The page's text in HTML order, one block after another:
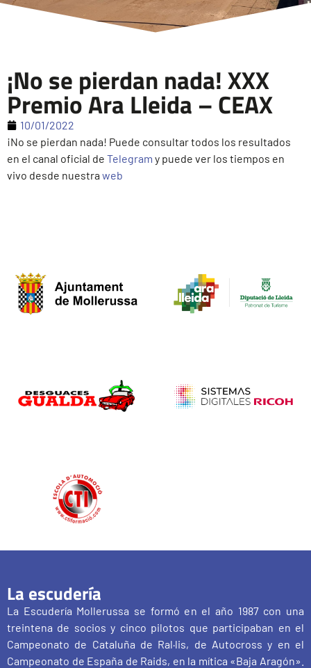
¡No se pierdan nada! XXX
Premio Ara Lleida – CEAX
10/01/2022
¡No se pierdan nada! Puede consultar todos los resultados
en el canal oficial de Telegram y puede ver los tiempos en
vivo desde nuestra web
La escudería
La Escudería Mollerussa se formó en el año 1987 con una
treintena de socios y cinco pilotos que participaban en el
Campeonato de Cataluña de Ral·lis, de Autocross y en el
Campeonato de España de Raids, en la mítica «Baja Aragón».